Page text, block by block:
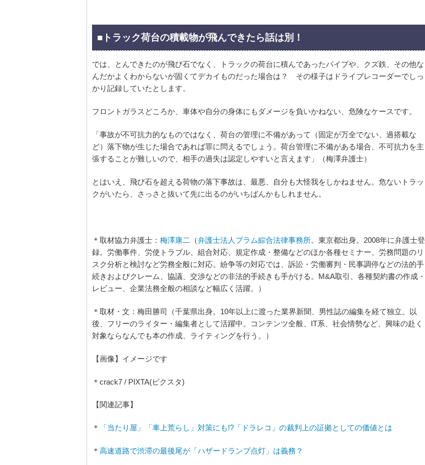
■トラック荷台の積載物が飛んできたら話は別！
では、とんできたのが飛び石でなく、トラックの荷台に積んであったパイプや、クズ鉄、その他な
んだかよくわからないが固くてデカイものだった場合は？ その様子はドライブレコーダーでしっ
かり記録していたとします。
フロントガラスどころか、車体や自分の身体にもダメージを負いかねない、危険なケースです。
「事故が不可抗力的なものではなく、荷台の管理に不備があって（固定が万全でない、過搭載な
ど）落下物が生じた場合であれば罪に問えるでしょう。荷台管理に不備がある場合、不可抗力を主
張することが難しいので、相手の過失は認定しやすいと言えます」（梅澤弁護士）
とはいえ、飛び石を超える荷物の落下事故は、最悪、自分も大怪我をしかねません。危ないトラッ
クがいたら、さっさと抜いて先に出るのがいちばんかもしれません。
＊取材協力弁護士： 梅澤康二 （弁護士法人プラム綜合法律事務所。東京都出身。2008年に弁護士登
録。労働事件、労使トラブル、組合対応、規定作成・整備などのほか各種セミナー、労務問題のリ
スク分析と検討など労務全般に対応。紛争等の対応では、訴訟・労働審判・民事調停などの法的手
続きおよびクレーム、協議、交渉などの非法的手続きも手がける。M&A取引、各種契約書の作成・
レビュー、企業法務全般の相談など幅広く活躍。）
＊取材・文：梅田勝司（千葉県出身。10年以上に渡った業界新聞、男性誌の編集を経て独立。以
後、フリーのライター・編集者として活躍中。コンテンツ全般、IT系、社会情勢など、興味の赴く
対象ならなんでも本の作成、ライティングを行う。）
【画像】イメージです
＊crack7 / PIXTA(ピクスタ)
【関連記事】
＊ 「当たり屋」「車上荒らし」対策にも!?「ドラレコ」の裁判上の証拠としての価値とは
＊ 高速道路で渋滞の最後尾が「ハザードランプ点灯」は義務？